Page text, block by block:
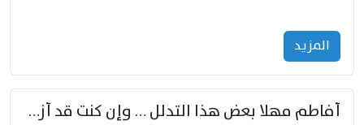
المزید
أفاطم مهلا بعض هذا التدلل … وإن كنت قد أزمعت صرمي فأجملي